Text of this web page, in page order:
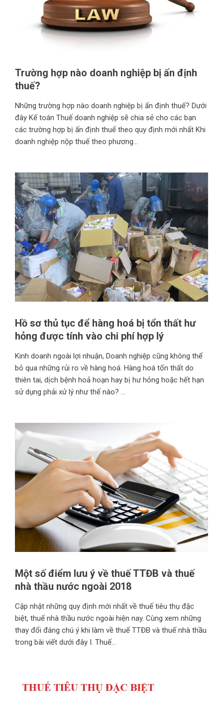
Trường hợp nào doanh nghiệp bị ấn định
thuế?
Những trường hợp nào doanh nghiệp bị ấn định thuế? Dưới
đây Kế toán Thuế doanh nghiệp sẽ chia sẻ cho các bạn
các trường hợp bị ấn định thuế theo quy định mới nhất Khi
doanh nghiệp nộp thuế theo phương...
Hồ sơ thủ tục để hàng hoá bị tổn thất hư
hỏng được tính vào chi phí hợp lý
Kinh doanh ngoài lợi nhuận, Doanh nghiệp cũng không thể
bỏ qua những rủi ro về hàng hoá. Hàng hoá tổn thất do
thiên tai, dịch bệnh hoả hoạn hay bị hư hỏng hoặc hết hạn
sử dụng phải xử lý như thế nào? ...
Một số điểm lưu ý về thuế TTĐB và thuế
nhà thầu nước ngoài 2018
Cập nhật những quy định mới nhất về thuế tiêu thụ đặc
biệt, thuế nhà thầu nước ngoài hiện nay. Cùng xem những
thay đổi đáng chú ý khi làm về thuế TTĐB và thuế nhà thầu
trong bài viết dưới đây I. Thuế...